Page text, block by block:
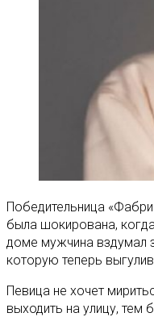
Победительница
была шокирована,
доме мужчина вздумал
которую теперь
Певица не хочет
выходить на улицу, тем